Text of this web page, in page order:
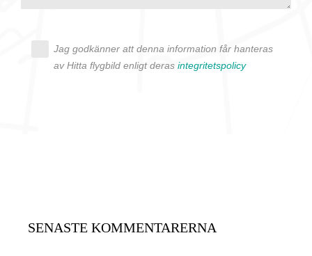
Jag godkänner att denna information får hanteras
av Hitta flygbild enligt deras integritetspolicy
SENASTE KOMMENTARERNA